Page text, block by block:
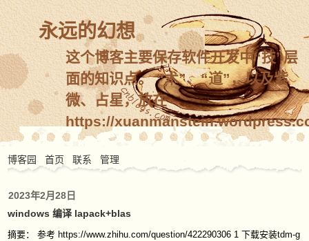
永远的幻想
这个博客主要保存软件开发中“技”层
面的知识点。 “术”、“道”，以及紫
微、占星，放在
https://
博客园 首页 联系 管理
2023年2月28日
windows 编译 lapack+blas
摘要： 参考 https://www.zhihu.com/question/422290306 1 下载安装tdm-g